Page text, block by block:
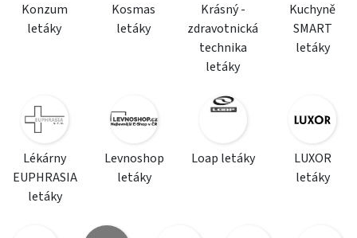
Konzum
letáky
Kosmas
letáky
Krásný -
zdravotnická
technika
letáky
Kuchyně
SMART
letáky
Lékárny
EUPHRASIA
letáky
Levnoshop
letáky
Loap letáky
LUXOR
letáky